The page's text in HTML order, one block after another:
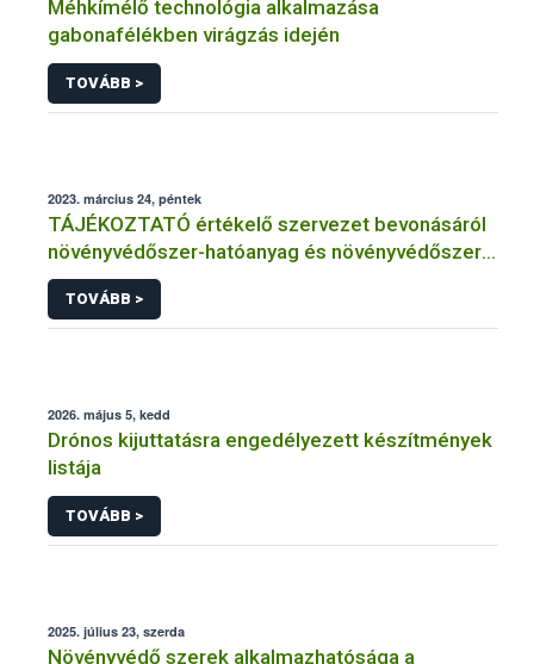
Méhkímélő technológia alkalmazása
gabonafélékben virágzás idején
TOVÁBB >
2023. március 24, péntek
TÁJÉKOZTATÓ értékelő szervezet bevonásáról
növényvédőszer-hatóanyag és növényvédőszer
engedélyezésére, továbbá a meglévő engedély
meghosszabbítására vagy módosítására irányuló
eljárásba
TOVÁBB >
2026. május 5, kedd
Drónos kijuttatásra engedélyezett készítmények
listája
TOVÁBB >
2025. július 23, szerda
Növényvédő szerek alkalmazhatósága a